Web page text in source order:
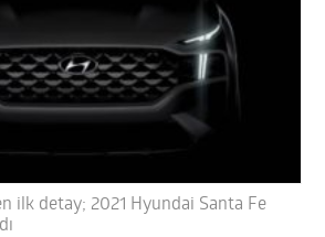
ilk detay; 2021 Hyundai Santa Fe